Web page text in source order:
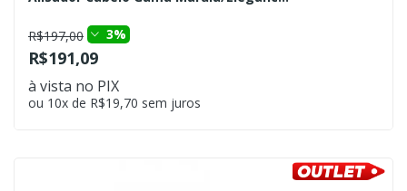
R$197,00 3%
R$191,09
à vista no PIX
ou 10x de R$19,70 sem juros